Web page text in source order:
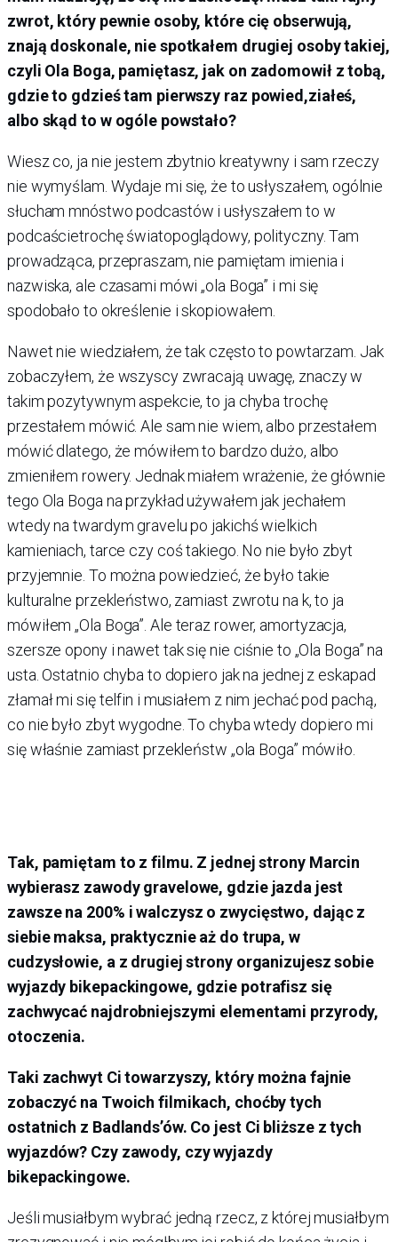
zwrot, który pewnie osoby, które cię obserwują,
znają doskonale, nie spotkałem drugiej osoby takiej,
czyli Ola Boga, pamiętasz, jak on zadomowił z tobą,
gdzie to gdzieś tam pierwszy raz powied,ziałeś,
albo skąd to w ogóle powstało?
Wiesz co, ja nie jestem zbytnio kreatywny i sam rzeczy
nie wymyślam. Wydaje mi się, że to usłyszałem, ogólnie
słucham mnóstwo podcastów i usłyszałem to w
podcaścietrochę światopoglądowy, polityczny. Tam
prowadząca, przepraszam, nie pamiętam imienia i
nazwiska, ale czasami mówi „ola Boga” i mi się
spodobało to określenie i skopiowałem.
Nawet nie wiedziałem, że tak często to powtarzam. Jak
zobaczyłem, że wszyscy zwracają uwagę, znaczy w
takim pozytywnym aspekcie, to ja chyba trochę
przestałem mówić. Ale sam nie wiem, albo przestałem
mówić dlatego, że mówiłem to bardzo dużo, albo
zmieniłem rowery. Jednak miałem wrażenie, że głównie
tego Ola Boga na przykład używałem jak jechałem
wtedy na twardym gravelu po jakichś wielkich
kamieniach, tarce czy coś takiego. No nie było zbyt
przyjemnie. To można powiedzieć, że było takie
kulturalne przekleństwo, zamiast zwrotu na k, to ja
mówiłem „Ola Boga”. Ale teraz rower, amortyzacja,
szersze opony i nawet tak się nie ciśnie to „Ola Boga” na
usta. Ostatnio chyba to dopiero jak na jednej z eskapad
złamał mi się telfin i musiałem z nim jechać pod pachą,
co nie było zbyt wygodne. To chyba wtedy dopiero mi
się właśnie zamiast przekleństw „ola Boga” mówiło.
Tak, pamiętam to z filmu. Z jednej strony Marcin
wybierasz zawody gravelowe, gdzie jazda jest
zawsze na 200% i walczysz o zwycięstwo, dając z
siebie maksa, praktycznie aż do trupa, w
cudzysłowie, a z drugiej strony organizujesz sobie
wyjazdy bikepackingowe, gdzie potrafisz się
zachwycać najdrobniejszymi elementami przyrody,
otoczenia.
Taki zachwyt Ci towarzyszy, który można fajnie
zobaczyć na Twoich filmikach, choćby tych
ostatnich z Badlands’ów. Co jest Ci bliższe z tych
wyjazdów? Czy zawody, czy wyjazdy
bikepackingowe.
Jeśli musiałbym wybrać jedną rzecz, z której musiałbym